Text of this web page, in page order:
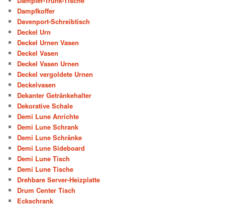
Dampfkoffer
Davenport-Schreibtisch
Deckel Urn
Deckel Urnen Vasen
Deckel Vasen
Deckel Vasen Urnen
Deckel vergoldete Urnen
Deckelvasen
Dekanter Getränkehalter
Dekorative Schale
Demi Lune Anrichte
Demi Lune Schrank
Demi Lune Schränke
Demi Lune Sideboard
Demi Lune Tisch
Demi Lune Tische
Drehbare Server-Heizplatte
Drum Center Tisch
Eckschrank